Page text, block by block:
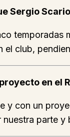
Sergio
temporadas
club,
en el
y con un
parte y